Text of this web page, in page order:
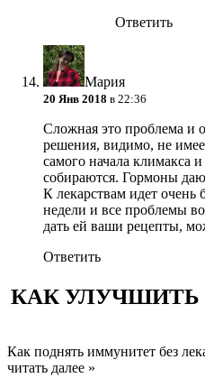
Ответить
Мария
20 Янв 2018 в 22:36
Сложная это проблема и
решения, видимо, не
самого начала климакса
собираются. Гормоны
К лекарствам идет
недели и все проблемы
дать ей ваши рецепты,
Ответить
КАК УЛУЧШИТЬ
Как поднять иммунитет без
читать далее »